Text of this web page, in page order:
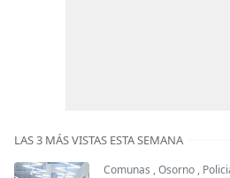
LAS 3 MÁS VISTAS ESTA SEMANA
Comunas ,Osorno ,